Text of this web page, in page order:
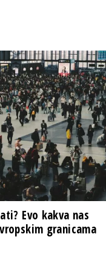
Evo kakva nas
granicama